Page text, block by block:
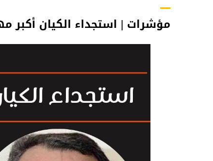
مؤشرات | استجداء الكيان أكبر